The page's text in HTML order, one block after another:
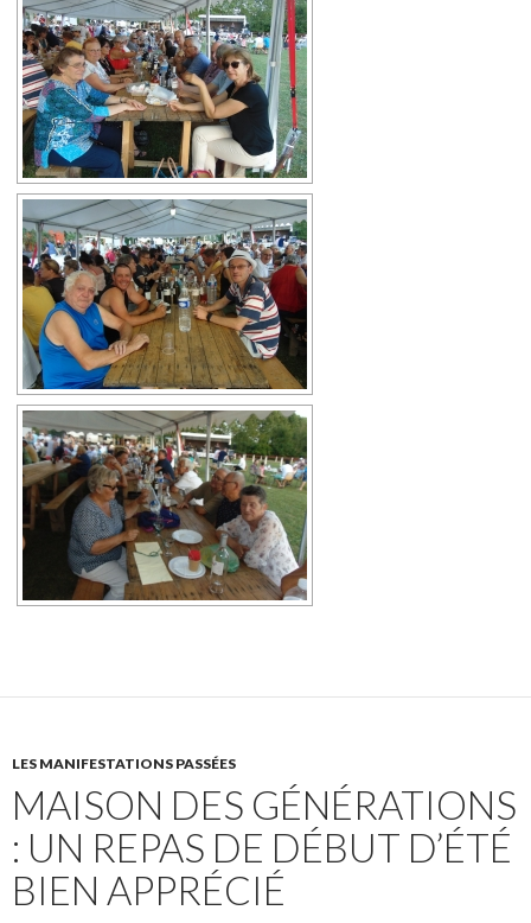
LES MANIFESTATIONS PASSÉES
MAISON DES GÉNÉRATIONS
: UN REPAS DE DÉBUT D’ÉTÉ
BIEN APPRÉCIÉ